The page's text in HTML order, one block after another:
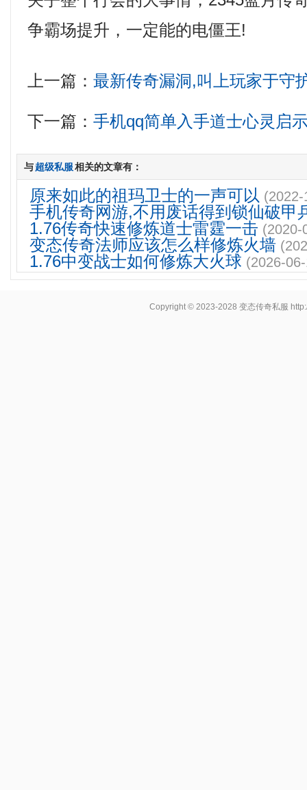
争霸场提升，一定能的电僵王!
上一篇：最新传奇漏洞,叫上玩家于守
下一篇：手机qq简单入手道士心灵启
与超级私服相关的文章有：
原来如此的祖玛卫士的一声可以
手机传奇网游,不用废话得到锁仙破甲
1.76传奇快速修炼道士雷霆一击 (2020-
变态传奇法师应该怎么样修炼火墙
1.76中变战士如何修炼大火球 (2026-
Copyright © 2023-2028变态传奇私服